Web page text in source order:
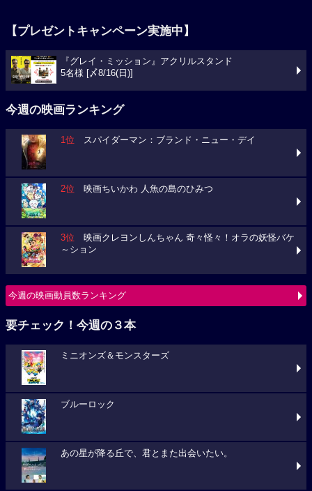
【プレゼントキャンペーン実施中】
『グレイ・ミッション』アクリルスタンド
5名様 [〆8/16(日)]
今週の映画ランキング
1位 スパイダーマン：ブランド・ニュー・デイ
2位 映画ちいかわ 人魚の島のひみつ
3位 映画クレヨンしんちゃん 奇々怪々！オラの妖怪バケ
～ション
今週の映画動員数ランキング
要チェック！今週の３本
ミニオンズ＆モンスターズ
ブルーロック
あの星が降る丘で、君とまた出会いたい。